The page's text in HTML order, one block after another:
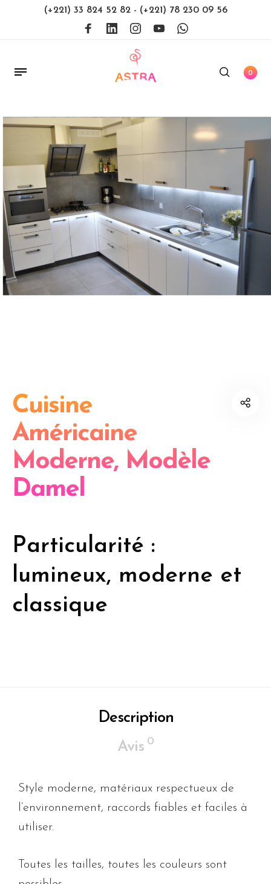
(+221) 33 824 52 82 - (+221) 78 230 09 56
0
Cuisine
Américaine
Moderne, Modèle
Damel
Particularité :
lumineux, moderne et
classique
Description
Avis 0
Style moderne, matériaux respectueux de
l’environnement, raccords fiables et faciles à
utiliser.
Toutes les tailles, toutes les couleurs sont